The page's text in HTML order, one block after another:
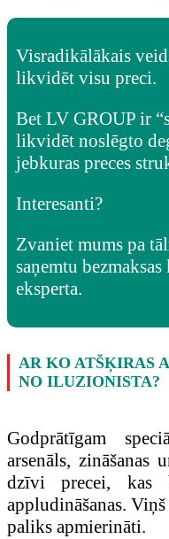
Visradikālākais
likvidēt visu preci.
Bet LV GROUP ir
likvidēt noslēgto
jebkuras preces
Interesanti?
Zvaniet mums pa
saņemtu
eksperta.
AR KO ATŠĶIRAS
NO ILUZIONISTA?
Godprātīgam
arsenāls, zināšanas
dzīvi precei, kas
appludināšanas.
paliks apmierināti.